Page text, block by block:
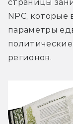
страницы
NPC, которые
параметры
регионов.